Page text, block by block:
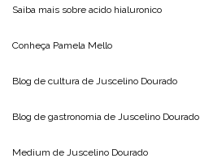
Saiba mais sobre acido hialuronico
Conheça Pamela Mello
Blog de cultura de Juscelino Dourado
Blog de gastronomia de Juscelino Dourado
Medium de Juscelino Dourado